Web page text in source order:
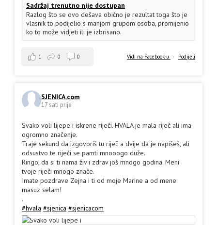
Sadržaj trenutno nije dostupan
Razlog što se ovo dešava obično je rezultat toga što je
vlasnik to podijelio s manjom grupom osoba, promijenio
ko to može vidjeti ili je izbrisano.
Vidi na Facebook-u · Podijeli
1 0 0
SJENICA.com
17 sati prije
Svako voli lijepe i iskrene riječi. HVALA je mala riječ ali ima
ogromno značenje.
Traje sekund da izgovoriš tu riječ a dvije da je napišeš, ali
odsustvo te riječi se pamti mnooogo duže.
Ringo, da si ti nama živ i zdrav još mnogo godina. Meni
tvoje riječi mnogo znače.
Imate pozdrave Zejna i ti od moje Marine a od mene
masuz selam!
.
#hvala #sjenica #sjenicacom